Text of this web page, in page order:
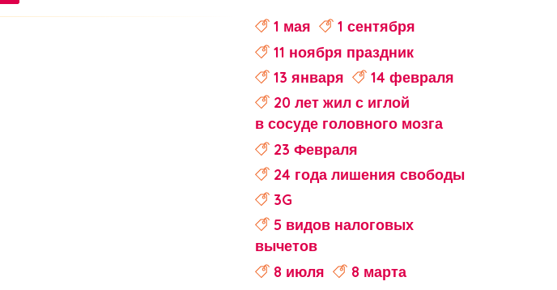
1 мая
1 сентября
11 ноября праздник
13 января
14 февраля
20 лет жил с иглой
в сосуде головного мозга
23 Февраля
24 года лишения свободы
3G
5 видов налоговых
вычетов
8 июля
8 марта